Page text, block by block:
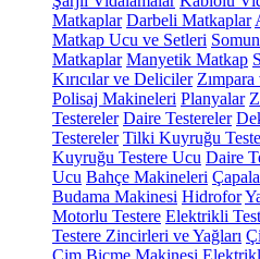
Matkaplar Darbeli Matkaplar
Matkap Ucu ve Setleri
Matkaplar Manyetik Matkap
Kırıcılar ve Deliciler
Polisaj Makineleri Planyalar
Testereler Daire Testereler
Testereler Tilki Kuyruğu
Kuyruğu Testere Ucu Daire
Ucu Bahçe Makineleri
Budama Makinesi Hidrofor
Motorlu Testere Elektrikli
Testere Zincirleri ve Yağları
Çim Biçme Makinesi